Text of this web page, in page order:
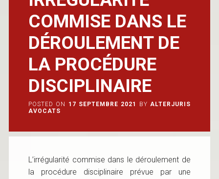
COMMISE DANS LE
DÉROULEMENT DE
LA PROCÉDURE
DISCIPLINAIRE
POSTED ON 17 SEPTEMBRE 2021 BY ALTERJURIS
AVOCATS
L’irrégularité commise dans le déroulement de
la procédure disciplinaire prévue par une